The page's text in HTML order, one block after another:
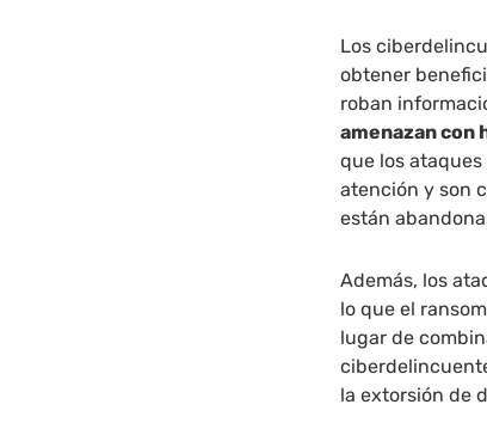
Los
obtener
roban
amenazan con
que los
atención y son
están
Además, los
lo que el
lugar de
la extorsión de